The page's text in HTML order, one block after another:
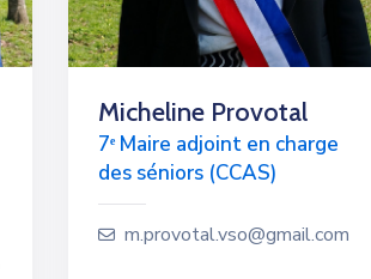
Micheline Provotal
7ᵉ Maire adjoint en charge
des séniors (CCAS)
m.provotal.vso@gmail.com